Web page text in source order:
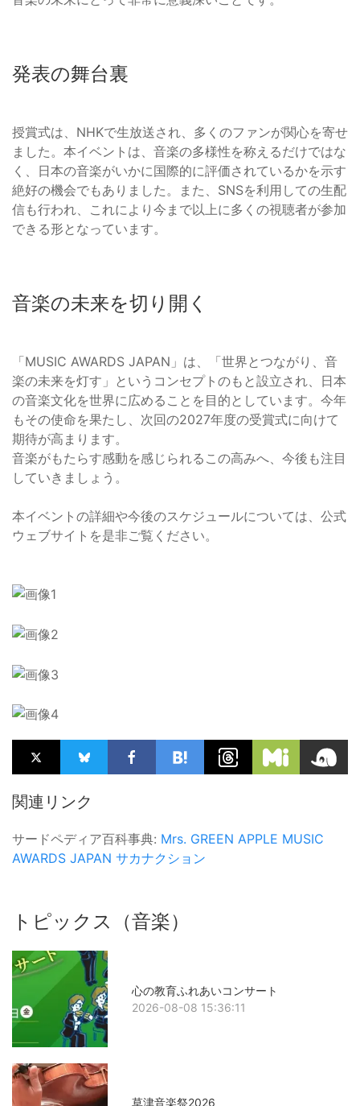
発表の舞台裏
授賞式は、NHKで生放送され、多くのファンが関心を寄せ
ました。本イベントは、音楽の多様性を称えるだけではな
く、日本の音楽がいかに国際的に評価されているかを示す
絶好の機会でもありました。また、SNSを利用しての生配
信も行われ、これにより今まで以上に多くの視聴者が参加
できる形となっています。
音楽の未来を切り開く
「MUSIC AWARDS JAPAN」は、「世界とつながり、音
楽の未来を灯す」というコンセプトのもと設立され、日本
の音楽文化を世界に広めることを目的としています。今年
もその使命を果たし、次回の2027年度の受賞式に向けて
期待が高まります。
音楽がもたらす感動を感じられるこの高みへ、今後も注目
していきましょう。
本イベントの詳細や今後のスケジュールについては、公式
ウェブサイトを是非ご覧ください。
関連リンク
サードペディア百科事典: Mrs. GREEN APPLE MUSIC
AWARDS JAPAN サカナクション
トピックス（音楽）
心の教育ふれあいコンサート
2026-08-08 15:36:11
草津音楽祭2026